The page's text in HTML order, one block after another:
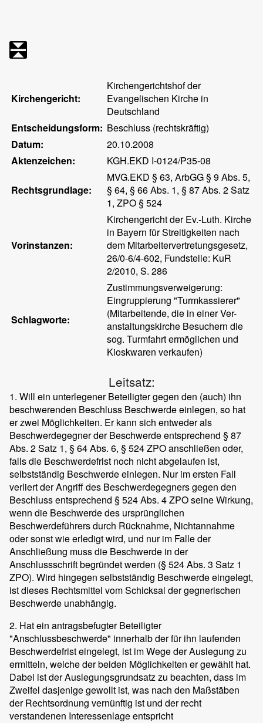
Kirchengericht:
Kirchengerichtshof der
Evangelischen Kirche in
Deutschland
Entscheidungsform: Beschluss (rechtskräftig)
Datum:
20.10.2008
Aktenzeichen:
KGH.EKD I-0124/P35-08
Rechtsgrundlage:
MVG.EKD § 63, ArbGG § 9 Abs. 5,
§ 64, § 66 Abs. 1, § 87 Abs. 2 Satz
1, ZPO § 524
Vorinstanzen:
Kirchengericht der Ev.-Luth. Kirche
in Bayern für Streitigkeiten nach
dem Mitarbeitervertretungsgesetz,
26/0-6/4-602, Fundstelle: KuR
2/2010, S. 286
Schlagworte:
Zustimmungsverweigerung:
Eingruppierung "Turmkassierer"
(Mitarbeitende, die in einer Ver-
anstaltungskirche Besuchern die
sog. Turmfahrt ermöglichen und
Kioskwaren verkaufen)
Leitsatz:
1. Will ein unterlegener Beteiligter gegen den (auch) ihn
beschwerenden Beschluss Beschwerde einlegen, so hat
er zwei Möglichkeiten. Er kann sich entweder als
Beschwerdegegner der Beschwerde entsprechend § 87
Abs. 2 Satz 1, § 64 Abs. 6, § 524 ZPO anschließen oder,
falls die Beschwerdefrist noch nicht abgelaufen ist,
selbstständig Beschwerde einlegen. Nur im ersten Fall
verliert der Angriff des Beschwerdegegners gegen den
Beschluss entsprechend § 524 Abs. 4 ZPO seine Wirkung,
wenn die Beschwerde des ursprünglichen
Beschwerdeführers durch Rücknahme, Nichtannahme
oder sonst wie erledigt wird, und nur im Falle der
Anschließung muss die Beschwerde in der
Anschlussschrift begründet werden (§ 524 Abs. 3 Satz 1
ZPO). Wird hingegen selbstständig Beschwerde eingelegt,
ist dieses Rechtsmittel vom Schicksal der gegnerischen
Beschwerde unabhängig.
2. Hat ein antragsbefugter Beteiligter
"Anschlussbeschwerde" innerhalb der für ihn laufenden
Beschwerdefrist eingelegt, ist im Wege der Auslegung zu
ermitteln, welche der beiden Möglichkeiten er gewählt hat.
Dabei ist der Auslegungsgrundsatz zu beachten, dass im
Zweifel dasjenige gewollt ist, was nach den Maßstäben
der Rechtsordnung vernünftig ist und der recht
verstandenen Interessenlage entspricht